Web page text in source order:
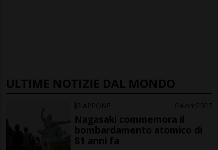
ULTIME NOTIZIE DAL MONDO
GIAPPONE 4 ore 5 7
Nagasaki commemora il
bombardamento atomico di
81 anni fa